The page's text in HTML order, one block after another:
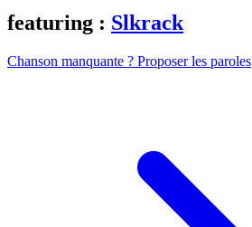
featuring : Slkrack
Chanson manquante ? Proposer les paroles